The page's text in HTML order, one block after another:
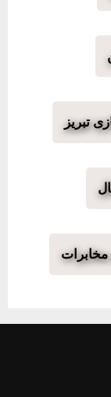
تبریز